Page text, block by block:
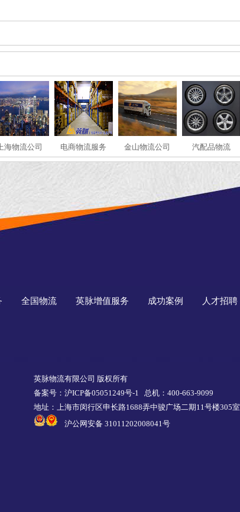
海物流公司 电商物流服务 金山物流公司 汽配品物流
全国物流 英脉增值服务 成功案例 人才招聘
英脉物流有限公司 版权所有
备案号：沪ICP备05051249号-1 总机：400-663-9099
地址：上海市闵行区申长路1688弄中骏广场二期11号楼305室
沪公网安备 31011202008041号